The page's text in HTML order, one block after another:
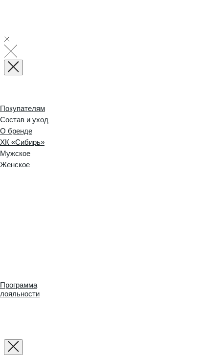
Покупателям
Состав и уход
О бренде
ХК «Сибирь»
Мужское
Женское
Программа
лояльности